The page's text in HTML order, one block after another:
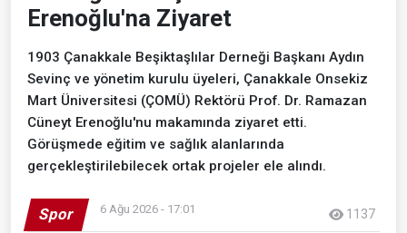
Erenoğlu'na Ziyaret
1903 Çanakkale Beşiktaşlılar Derneği Başkanı Aydın
Sevinç ve yönetim kurulu üyeleri, Çanakkale Onsekiz
Mart Üniversitesi (ÇOMÜ) Rektörü Prof. Dr. Ramazan
Cüneyt Erenoğlu'nu makamında ziyaret etti.
Görüşmede eğitim ve sağlık alanlarında
gerçekleştirilebilecek ortak projeler ele alındı.
Spor 6 Ağu 2026 - 17:01 1137